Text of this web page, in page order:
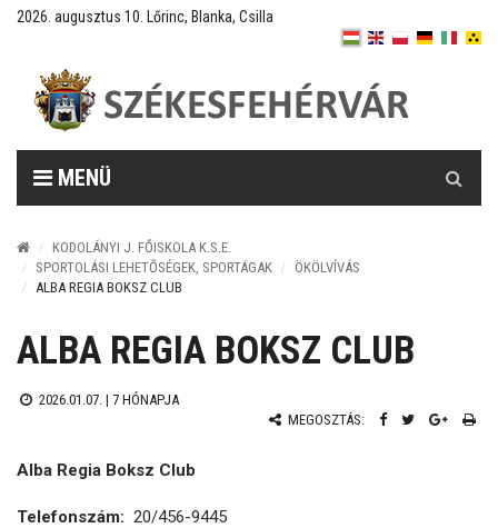
2026. augusztus 10. Lőrinc, Blanka, Csilla
MENÜ
KODOLÁNYI J. FŐISKOLA K.S.E.
SPORTOLÁSI LEHETŐSÉGEK, SPORTÁGAK
ÖKÖLVÍVÁS
ALBA REGIA BOKSZ CLUB
ALBA REGIA BOKSZ CLUB
2026.01.07. | 7 HÓNAPJA
MEGOSZTÁS:
Alba Regia Boksz Club
Telefonszám: 20/456-9445